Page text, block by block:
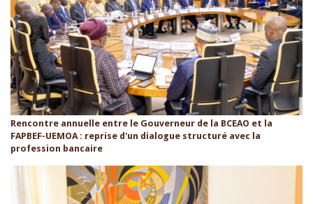
Rencontre annuelle entre le Gouverneur de la BCEAO et la
FAPBEF-UEMOA : reprise d'un dialogue structuré avec la
profession bancaire